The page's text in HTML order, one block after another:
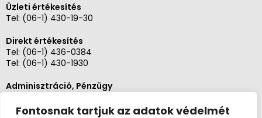
Fontosnak tartjuk az adatok védelmét
Üzleti értékesítés
Tel: (06-1) 430-19-30
Direkt értékesítés
Tel: (06-1) 436-0384
Tel: (06-1) 430-1930
Adminisztráció, Pénzügy